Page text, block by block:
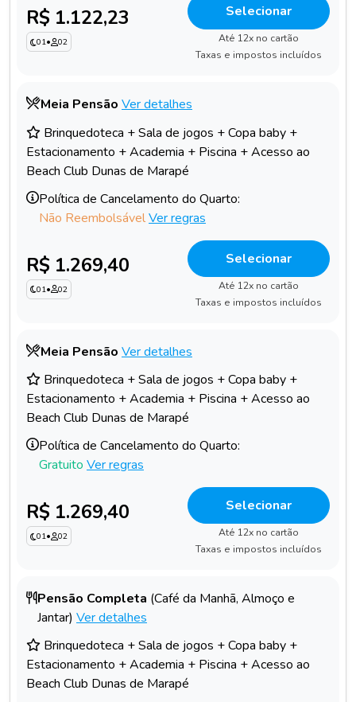
R$ 1.122,23
01• 02
Selecionar
Até 12x no cartão
Taxas e impostos incluídos
Meia Pensão Ver detalhes
Brinquedoteca + Sala de jogos + Copa baby +
Estacionamento + Academia + Piscina + Acesso ao
Beach Club Dunas de Marapé
Política de Cancelamento do Quarto:
Não ReembolsávelVer regras
R$ 1.269,40
01• 02
Selecionar
Até 12x no cartão
Taxas e impostos incluídos
Meia Pensão Ver detalhes
Brinquedoteca + Sala de jogos + Copa baby +
Estacionamento + Academia + Piscina + Acesso ao
Beach Club Dunas de Marapé
Política de Cancelamento do Quarto:
Gratuito Ver regras
R$ 1.269,40
01• 02
Selecionar
Até 12x no cartão
Taxas e impostos incluídos
Pensão Completa (Café da Manhã, Almoço e
Jantar) Ver detalhes
Brinquedoteca + Sala de jogos + Copa baby +
Estacionamento + Academia + Piscina + Acesso ao
Beach Club Dunas de Marapé